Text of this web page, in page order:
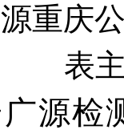
源重庆
表
源检